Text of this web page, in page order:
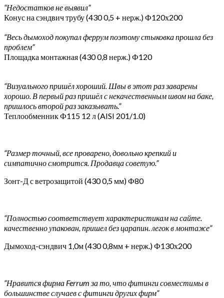
“Недостатков не выявил”
Конус на сэндвич трубу (430 0,5 + нерж.) Ф120х200
“Весь дымоход покупал феррум поэтому стыковка прошла без
проблем”
Площадка монтажная (430 0,8 нерж.) Ф120
“Визуального пришёл хороший. Швы в этот раз заварены
хорошо. В первый раз пришёл с некачественным швом на баке,
пришлось второй раз заказывать.”
Теплообменник Ф115 12 л (AISI 201/1.0)
“Размер точный, все проварено, довольно крепкий и
симпатично смотрится. Продавца советую.”
Зонт-Д с ветрозащитой (430 0,5 мм) Ф80
“Полностью соответствует характеристикам на сайте.
качественно упакован, пришел без царапин. легок в монтаже”
Дымоход-сэндвич 1,0м (430 0,8мм + нерж.) Ф130х200
“Нравится фирма Ferrum за то, что фитинги совместимы в
большинстве случаев с фитинги других фирм”